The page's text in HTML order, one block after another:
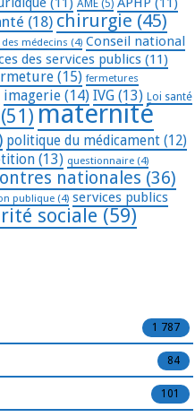
AME (5)
(18) chirurgie (45)
médecins (4) Conseil national
des services publics (11)
(15) fermetures
imagerie (14) IVG (13) Loi santé
(51) maternité
politique du médicament (12)
(13) questionnaire (4)
nationales (36)
publique (4) services publics
sociale (59)
1 787
84
101